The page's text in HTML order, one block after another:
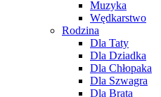
Muzyka
Wędkarstwo
Rodzina
Dla Taty
Dla Dziadka
Dla Chłopaka
Dla Szwagra
Dla Brata